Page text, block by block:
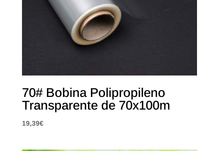
70# Bobina Polipropileno
Transparente de 70x100m
19,39€